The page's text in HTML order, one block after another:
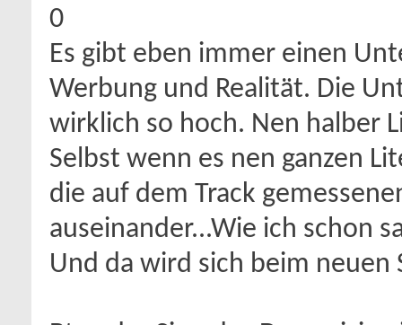
0
Es gibt eben immer einen
Werbung und Realität. Die
wirklich so hoch. Nen halber
Selbst wenn es nen ganzen
die auf dem Track
auseinander...Wie ich schon
Und da wird sich beim neuen